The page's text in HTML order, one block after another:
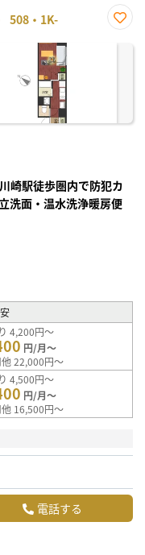
508・1K-
に入
崎駅徒歩圏内で防犯カ
洗面・温水洗浄暖房便
4,200円～
円/月～
22,000円～
4,500円～
円/月～
16,500円～
電話する